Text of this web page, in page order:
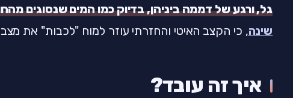
גל, ורגע של דממה ביניהן, בדיוק כמו המים שנסוגים
שינה, כי הקצב האיטי והחזרתי עוזר למוח "לכבות" את
איך זה עובד?